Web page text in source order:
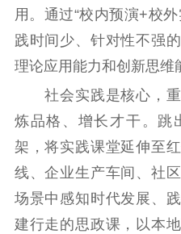
先
社会
思想政治教育 爱国
红色资
新
精品出版 全
用。通过“校内预演+校
践时间少、针对性不强
理论应用能力和创新思维
社会实践是核心，重
炼品格、增长才干。跳
架，将实践课堂延伸至
线、企业生产车间、社
场景中感知时代发展、
建行走的思政课，以本